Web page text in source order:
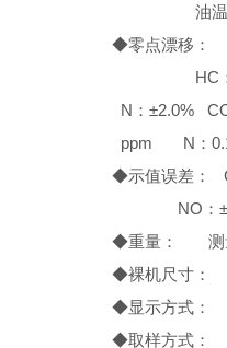
油温：0
◆零点漂移：
HC：
N：±2.0%
ppm N：
◆示值误差
NO：±5%
◆重量： 测量
◆裸机尺寸：
◆显示方式：
◆取样方式：